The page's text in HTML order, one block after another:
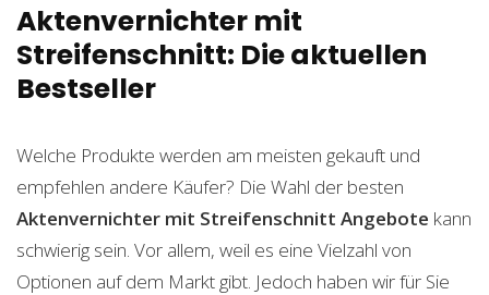
Aktenvernichter mit
Streifenschnitt: Die aktuellen
Bestseller
Welche Produkte werden am meisten gekauft und
empfehlen andere Käufer? Die Wahl der besten
Aktenvernichter mit Streifenschnitt Angebote kann
schwierig sein. Vor allem, weil es eine Vielzahl von
Optionen auf dem Markt gibt. Jedoch haben wir für Sie